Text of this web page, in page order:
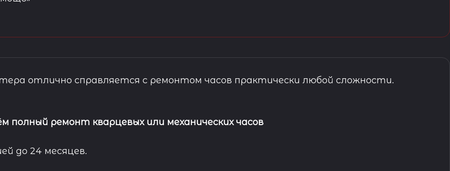
отлично справляется с ремонтом часов практически любой сложности.
полный ремонт кварцевых или механических часов
до 24 месяцев.